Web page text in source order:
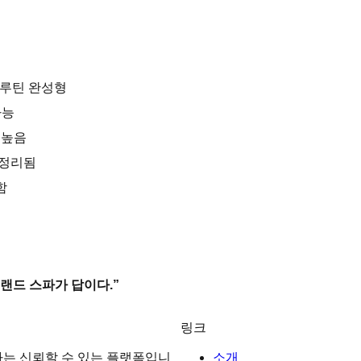
틴 완성형
음
리됨
드 스파가 답이다.”
신뢰할 수 있는 플랫폼입니
링크
소개